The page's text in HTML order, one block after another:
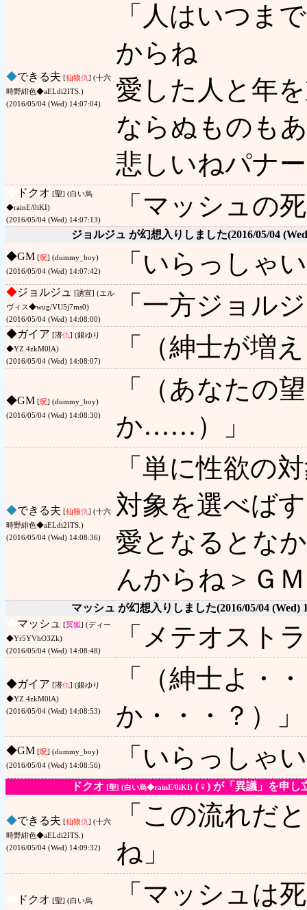
◆できる夫 [仙狼仇] (十六
時野緋色◆aELdi2ITS.)
(2016/05/04 (Wed) 14:07:04)
「人はいつま
からね
愛した人と年
ならぬものも
悲しいねパナ
ドクオ [聖] (白い烏
◆rainE/0iKI)
(2016/05/04 (Wed) 14:07:13)
「マッシュの
ジョルジュ が幻想入りしました(2016/05/04
◆GM [呪] (dummy_boy)
(2016/05/04 (Wed) 14:07:42)
「いらっしゃ
◆ジョルジュ
[誘宣] (エル
ヴィス◆wug/VU5j7ms0)
(2016/05/04 (Wed) 14:08:00)
「一方ジョル
◆ガイア [潜仇] (銀ゆり
◆YZ.4zkM0lA)
(2016/05/04 (Wed) 14:08:07)
「（紳士が増
◆GM [呪] (dummy_boy)
(2016/05/04 (Wed) 14:08:30)
「（あなたの
か……）」
◆できる夫 [仙狼仇] (十六
時野緋色◆aELdi2ITS.)
(2016/05/04 (Wed) 14:08:36)
「単に性欲の
対象を選べば
愛となるとな
んからね＞Ｇ
マッシュ が幻想入りしました(2016/05/04 (Wed)
マッシュ [冥狐] (ディー
◆Yr5YVhO3Zk)
(2016/05/04 (Wed) 14:08:48)
「メテオスト
◆ガイア [潜仇] (銀ゆり
◆YZ.4zkM0lA)
(2016/05/04 (Wed) 14:08:53)
「（紳士よ・
か・・・？）」
◆GM [呪] (dummy_boy)
(2016/05/04 (Wed) 14:08:56)
「いらっしゃ
ドクオ [聖] (白い烏◆rainE/0iKI) (♀) が「異議」を申し
◆できる夫 [仙狼仇] (十六
時野緋色◆aELdi2ITS.)
(2016/05/04 (Wed) 14:09:32)
「この流れだ
ね」
ドクオ [聖] (白い烏
「マッシュは